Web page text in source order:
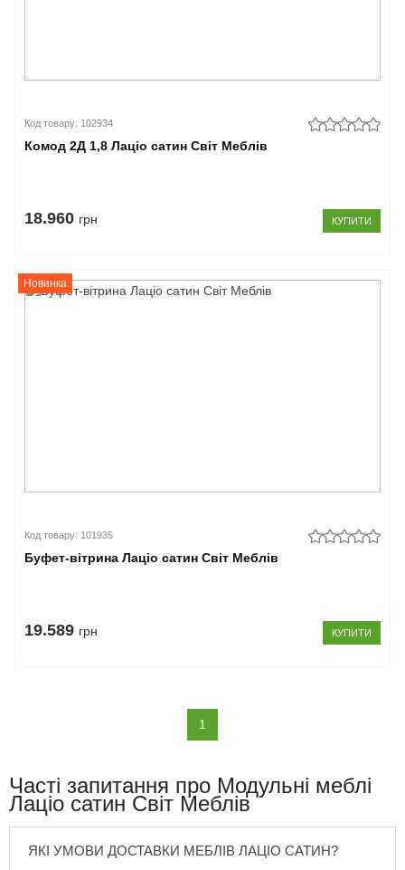
Код товару: 102934
Комод 2Д 1,8 Лаціо сатин Світ Меблів
18.960 грн КУПИТИ
Новинка
Код товару: 101935
Буфет-вітрина Лаціо сатин Світ Меблів
19.589 грн КУПИТИ
1
Часті запитання про Модульні меблі
Лаціо сатин Світ Меблів
ЯКІ УМОВИ ДОСТАВКИ МЕБЛІВ ЛАЦІО САТИН?